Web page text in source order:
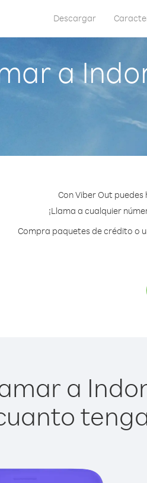
Descargar
a
Con Viber Out
¡Llama a cualquier
Compra paquetes de crédito o
a